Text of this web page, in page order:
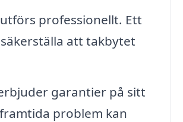
professionellt. Ett
att takbytet
garantier på sitt
problem kan